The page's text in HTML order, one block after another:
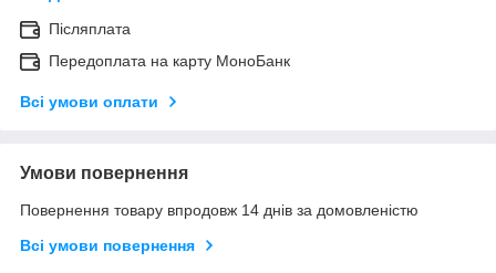
Післяплата
Передоплата на карту МоноБанк
Всі умови оплати
Умови повернення
Повернення товару впродовж 14 днів за домовленістю
Всі умови повернення